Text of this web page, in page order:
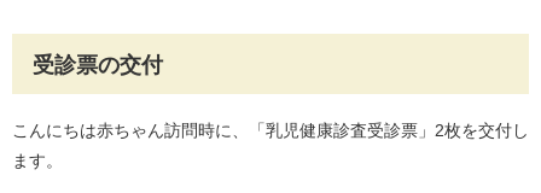
受診票の交付
こんにちは赤ちゃん訪問時に、「乳児健康診査受診票」2枚を交付し
ます。